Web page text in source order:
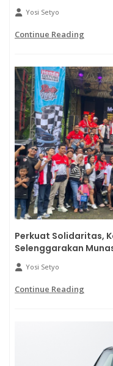
Yosi Setyo
Continue Reading
Perkuat Solidaritas,
Selenggarakan
Yosi Setyo
Continue Reading